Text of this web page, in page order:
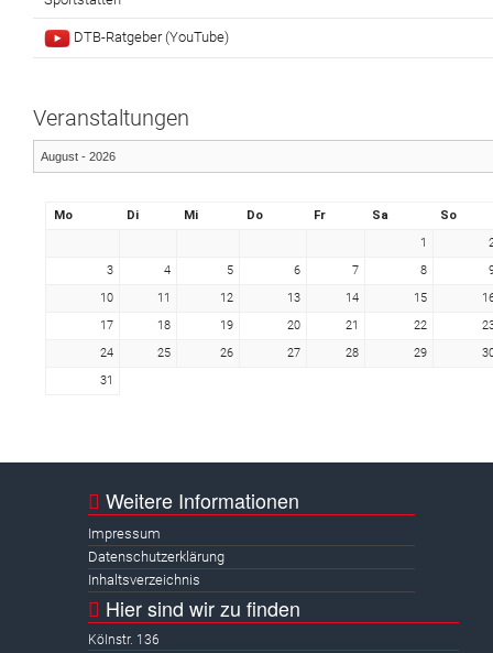
DTB-Ratgeber (YouTube)
Veranstaltungen
Mo Di Mi Do Fr Sa
So
1
3
4 5 6 7 8
10
11 12 13 14 15
17
18 19 20 21 22
24
25 26 27 28 29
31
Weitere Informationen
Impressum
Datenschutzerklärung
Inhaltsverzeichnis
Hier sind wir zu finden
Kölnstr. 136